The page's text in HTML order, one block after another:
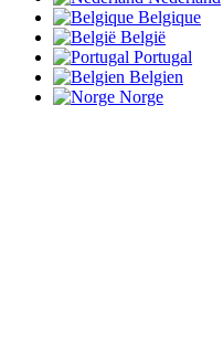
Belgique
België
Portugal
Belgien
Norge